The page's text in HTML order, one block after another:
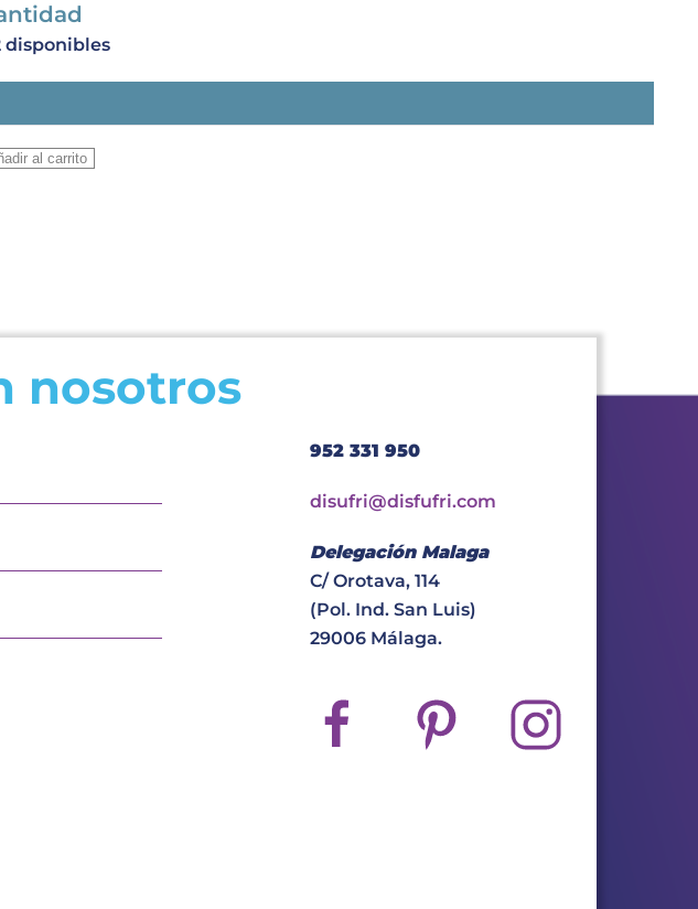
disponibles
al carrito
nosotros
952 331 950
disufri@disfufri.com
Delegación Malaga
C/ Orotava, 114
(Pol. Ind. San Luis)
29006 Málaga.